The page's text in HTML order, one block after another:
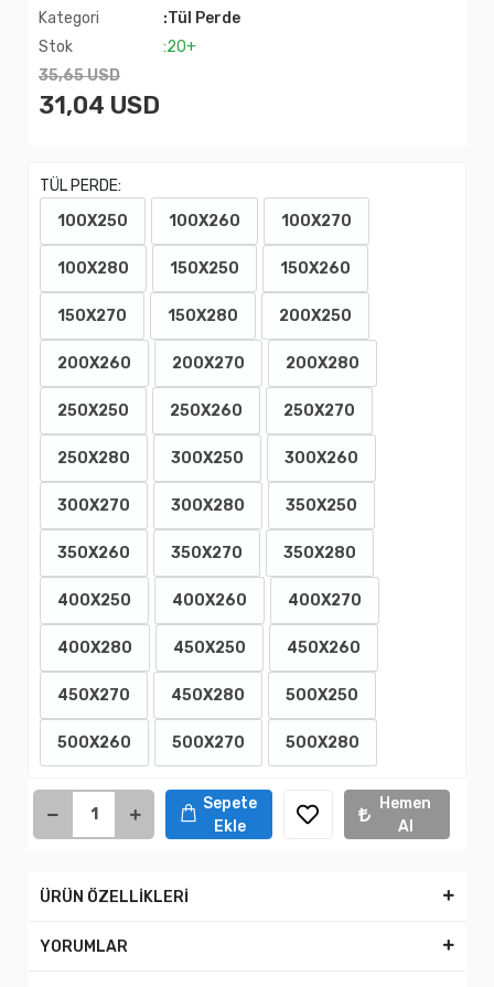
Kategori
:Tül Perde
Stok
:20+
35,65 USD
31,04 USD
TÜL PERDE:
100X250
100X260 100X270
100X280 150X250 150X260
150X270 150X280 200X250
200X260 200X270 200X280
250X250 250X260 250X270
250X280 300X250 300X260
300X270 300X280 350X250
350X260 350X270 350X280
400X250 400X260 400X270
400X280 450X250 450X260
450X270 450X280 500X250
500X260 500X270 500X280
Sepete
Ekle
Hemen
Al
ÜRÜN ÖZELLİKLERİ
YORUMLAR